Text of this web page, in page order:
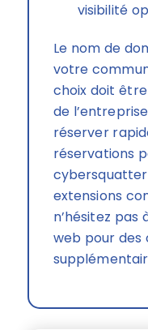
visibilité
Le nom de
votre
choix doit
de
réserver
réservations
extensions
n’hésitez pas
web pour des